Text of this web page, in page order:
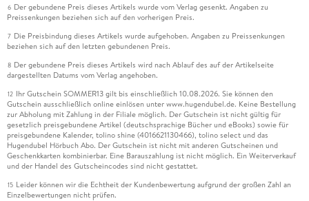
6 Der gebundene Preis dieses Artikels wurde vom Verlag gesenkt. Angaben zu
Preissenkungen beziehen sich auf den vorherigen Preis.
7 Die Preisbindung dieses Artikels wurde aufgehoben. Angaben zu Preissenkungen
beziehen sich auf den letzten gebundenen Preis.
8 Der gebundene Preis dieses Artikels wird nach Ablauf des auf der Artikelseite
dargestellten Datums vom Verlag angehoben.
12 Ihr Gutschein SOMMER13 gilt bis einschließlich 10.08.2026. Sie können den
Gutschein ausschließlich online einlösen unter www.hugendubel.de. Keine Bestellung
zur Abholung mit Zahlung in der Filiale möglich. Der Gutschein ist nicht gültig für
gesetzlich preisgebundene Artikel (deutschsprachige Bücher und eBooks) sowie für
preisgebundene Kalender, tolino shine (4016621130466), tolino select und das
Hugendubel Hörbuch Abo. Der Gutschein ist nicht mit anderen Gutscheinen und
Geschenkkarten kombinierbar. Eine Barauszahlung ist nicht möglich. Ein Weiterverkauf
und der Handel des Gutscheincodes sind nicht gestattet.
15 Leider können wir die Echtheit der Kundenbewertung aufgrund der großen Zahl an
Einzelbewertungen nicht prüfen.